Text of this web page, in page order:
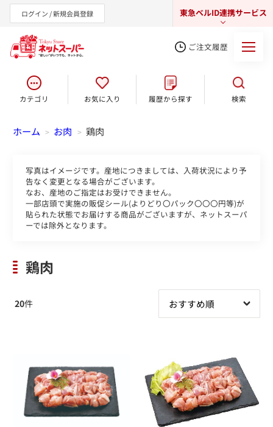
ログイン / 新規会員登録 東急ベルID連携サービス
東急オンラインショップ
ご注文履歴
カテゴリ お気に入り 履歴から探す 検索
ホーム > お肉 > 鶏肉
写真はイメージです。産地につきましては、入荷状況により予
告なく変更となる場合がございます。
なお、産地のご指定はお受けできません。
一部店頭で実施の販促シール(よりどり〇パック〇〇〇円等)が
貼られた状態でお届けする商品がございますが、ネットスーパ
ーでは除外となります。
鶏肉
20件